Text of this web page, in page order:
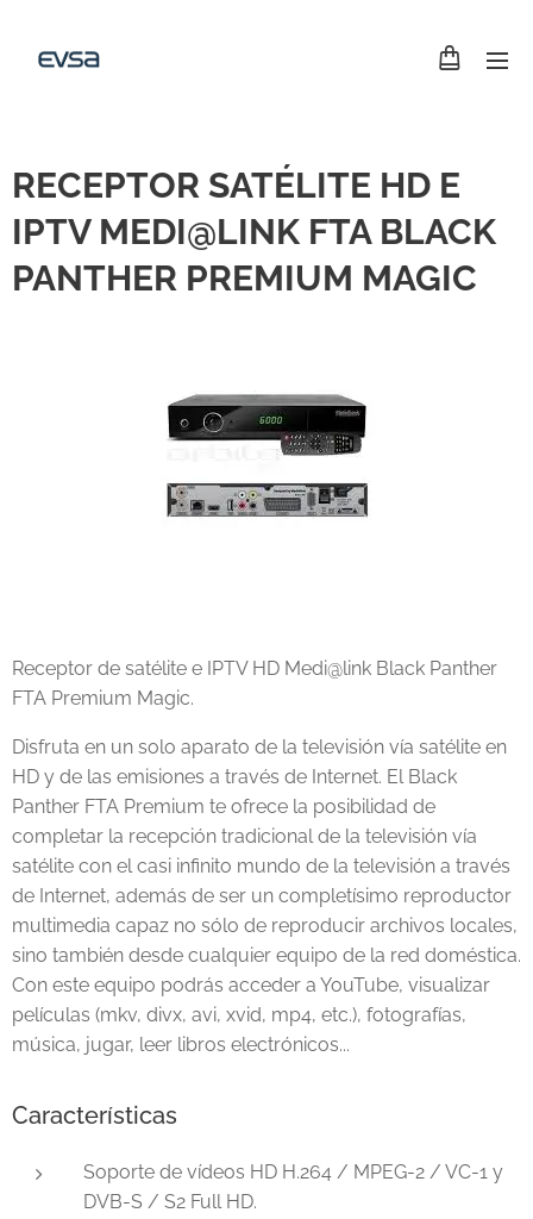
RECEPTOR SATÉLITE HD E
IPTV MEDI@LINK FTA BLACK
PANTHER PREMIUM MAGIC
Receptor de satélite e IPTV HD Medi@link Black Panther
FTA Premium Magic.
Disfruta en un solo aparato de la televisión vía satélite en
HD y de las emisiones a través de Internet. El Black
Panther FTA Premium te ofrece la posibilidad de
completar la recepción tradicional de la televisión vía
satélite con el casi infinito mundo de la televisión a través
de Internet, además de ser un completísimo reproductor
multimedia capaz no sólo de reproducir archivos locales,
sino también desde cualquier equipo de la red doméstica.
Con este equipo podrás acceder a YouTube, visualizar
películas (mkv, divx, avi, xvid, mp4, etc.), fotografías,
música, jugar, leer libros electrónicos...
Características
Soporte de vídeos HD H.264 / MPEG-2 / VC-1 y
DVB-S / S2 Full HD.